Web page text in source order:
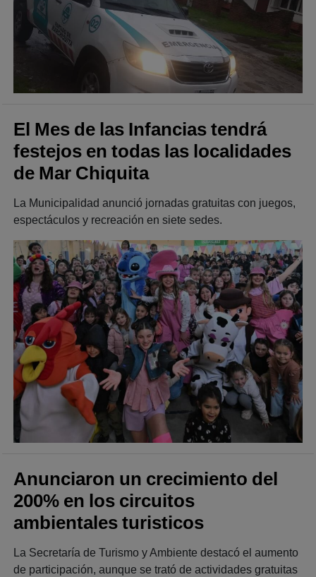
El Mes de las Infancias tendrá
festejos en todas las localidades
de Mar Chiquita
La Municipalidad anunció jornadas gratuitas con juegos,
espectáculos y recreación en siete sedes.
Anunciaron un crecimiento del
200% en los circuitos
ambientales turisticos
La Secretaría de Turismo y Ambiente destacó el aumento
de participación, aunque se trató de actividades gratuitas